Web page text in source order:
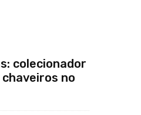
colecionador
no